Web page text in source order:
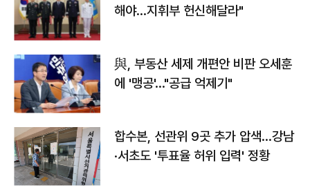
해야…지휘부 헌신해달라"
與, 부동산 세제 개편안 비판 오세훈
에 '맹공'…"공급 억제기"
합수본, 선관위 9곳 추가 압색…강남
·서초도 '투표율 허위 입력' 정황